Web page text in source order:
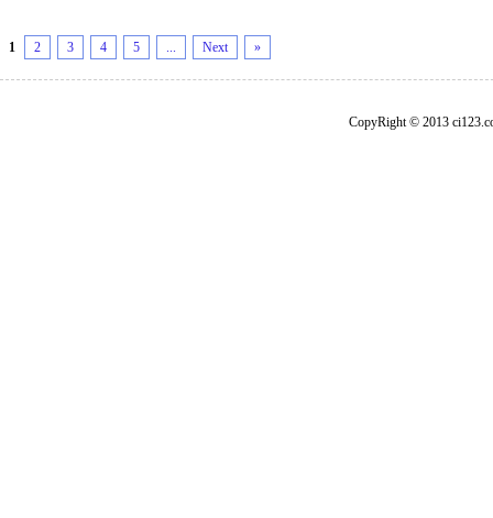
1 2 3 4 5 ... Next »
CopyRight © 2013